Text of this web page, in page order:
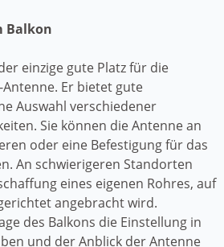
Balkon
einzige gute Platz für die
Er bietet gute
Auswahl verschiedener
Sie können die Antenne an
oder eine Befestigung für das
An schwierigeren Standorten
eines eigenen Rohres, auf
angebracht wird.
des Balkons die Einstellung in
und der Anblick der Antenne